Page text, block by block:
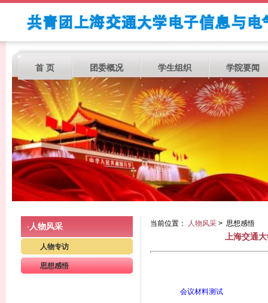
首 页 团委概况 学生组织 学院要闻
· 人物风采
人物专访
思想感悟
当前位置： 人物风采 > 思想感悟
上海交通
会议材料测试